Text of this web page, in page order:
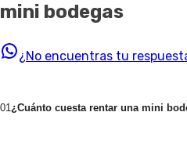
mini bodegas
¿No encuentras tu
01 ¿Cuánto cuesta rentar una mini